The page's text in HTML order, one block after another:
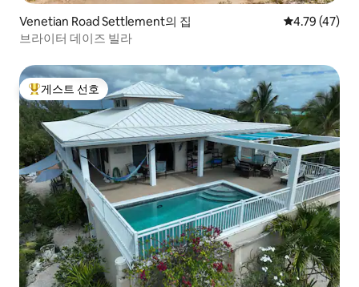
Venetian Road Settlement의 집 평점 4.79점
4.79 (47)
브라이터 데이즈 빌라
상위 게스트 선호
게스트 선호